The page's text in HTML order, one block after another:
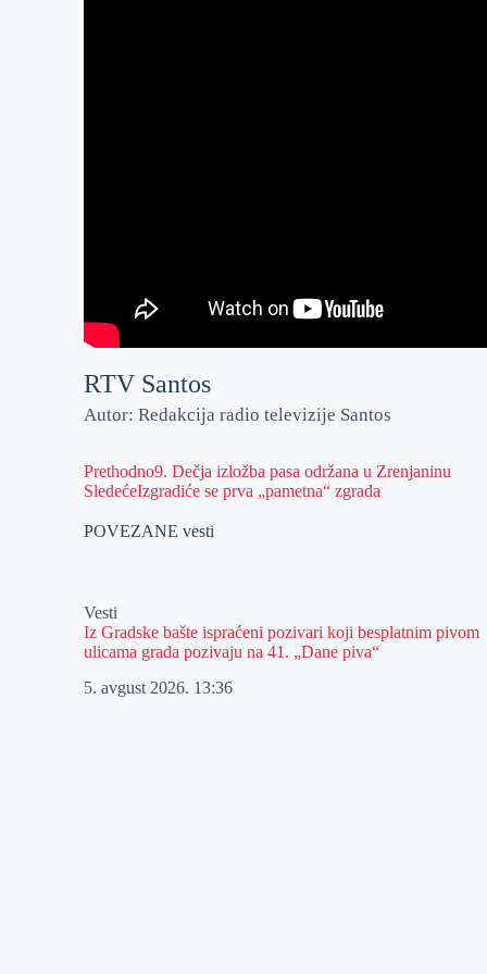
RTV Santos
Autor: Redakcija radio televizije Santos
Prethodno9. Dečja izložba pasa održana u Zrenjaninu
SledećeIzgradiće se prva „pametna“ zgrada
POVEZANE vesti
Vesti
Iz Gradske bašte ispraćeni pozivari koji besplatnim pivom
ulicama grada pozivaju na 41. „Dane piva“
5. avgust 2026. 13:36